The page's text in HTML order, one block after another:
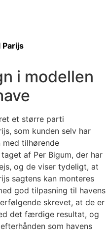
i modellen
et større parti
som kunden selv har
med tilhørende
af Per Bigum, der har
og de viser tydeligt, at
sagtens kan monteres
god tilpasning til havens
skrevet, at de er
det færdige resultat, og
som havens